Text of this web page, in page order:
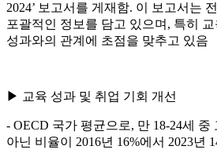
2024’ 보고서를 게재함. 이 보고서는
포괄적인 정보를 담고 있으며, 특히
성과와의 관계에 초점을 맞추고 있음
▶ 교육 성과 및 취업 기회 개선
- OECD 국가 평균으로, 만 18-24세
아닌 비율이 2016년 16%에서 2023년